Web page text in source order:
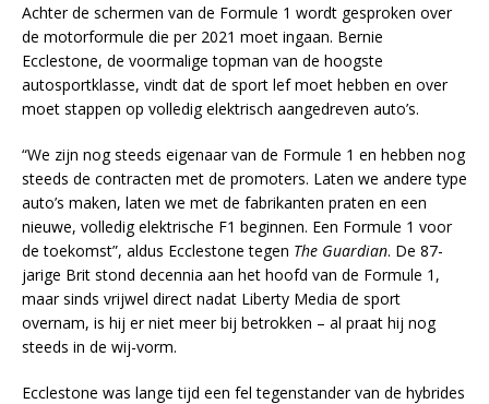
Achter de schermen van de Formule 1 wordt gesproken over
de motorformule die per 2021 moet ingaan. Bernie
Ecclestone, de voormalige topman van de hoogste
autosportklasse, vindt dat de sport lef moet hebben en over
moet stappen op volledig elektrisch aangedreven auto’s.
“We zijn nog steeds eigenaar van de Formule 1 en hebben nog
steeds de contracten met de promoters. Laten we andere type
auto’s maken, laten we met de fabrikanten praten en een
nieuwe, volledig elektrische F1 beginnen. Een Formule 1 voor
de toekomst”, aldus Ecclestone tegen The Guardian. De 87-
jarige Brit stond decennia aan het hoofd van de Formule 1,
maar sinds vrijwel direct nadat Liberty Media de sport
overnam, is hij er niet meer bij betrokken – al praat hij nog
steeds in de wij-vorm.
Ecclestone was lange tijd een fel tegenstander van de hybrides